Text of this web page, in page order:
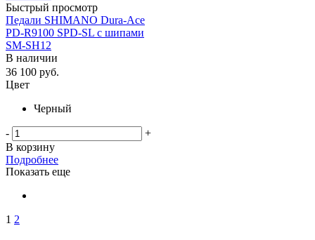
Быстрый просмотр
Педали SHIMANO Dura-Ace
PD-R9100 SPD-SL с шипами
SM-SH12
В наличии
36 100 руб.
Цвет
Черный
-
+
В корзину
Подробнее
Показать еще
1 2